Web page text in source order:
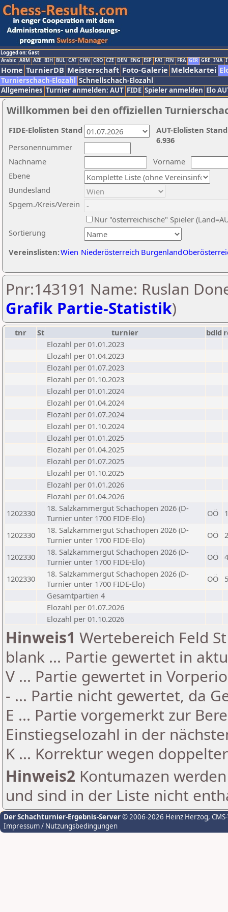
Logged on: Gast
Arabic ARM AZE BIH BUL CAT CHN CRO CZE DEN ENG ESP FAI FIN FRA GER GRE INA
Home TurnierDB Meisterschaft Foto-Galerie Meldekartei
Turnierschach-Elozahl Schnellschach-Elozahl
Allgemeines Turnier anmelden: AUT FIDE Spieler anmelden Elo
Willkommen bei den offiziellen
Nachname
Vorname
Ebene
Sortierung
Personennummer
Bundesland
Spgem./Kreis/Verein
Nur "österreichische" Spieler
Vereinslisten:Wien Niederösterreich Burgenland
AUT-Elolisten
6.936
FIDE-Elolisten Stand
Pnr:143191 Name: Ruslan
Grafik Partie-Statistik)
tnr St turnier bdld
Elozahl per 01.01.2023
Elozahl per 01.04.2023
Elozahl per 01.07.2023
Elozahl per 01.10.2023
Elozahl per 01.01.2024
Elozahl per 01.04.2024
Elozahl per 01.07.2024
Elozahl per 01.10.2024
Elozahl per 01.01.2025
Elozahl per 01.04.2025
Elozahl per 01.07.2025
Elozahl per 01.10.2025
Elozahl per 01.01.2026
Elozahl per 01.04.2026
1202330
18. Salzkammergut Schachopen 2026 (D-
Turnier unter 1700 FIDE-Elo)
OÖ 1
1202330
18. Salzkammergut Schachopen 2026 (D-
Turnier unter 1700 FIDE-Elo)
OÖ 2
1202330
18. Salzkammergut Schachopen 2026 (D-
Turnier unter 1700 FIDE-Elo)
OÖ 4
1202330
18. Salzkammergut Schachopen 2026 (D-
Turnier unter 1700 FIDE-Elo)
OÖ
5
Gesamtpartien 4
Elozahl per 01.07.2026
Elozahl per 01.10.2026
Hinweis1 Wertebereich Feld
blank ... Partie gewertet in
V ... Partie gewertet in
- ... Partie nicht gewertet, da
E ... Partie vorgemerkt zur
Einstiegselozahl in der
K ... Korrektur wegen
Hinweis2 Kontumazen
und sind in der Liste nicht
Der Schachturnier-Ergebnis-Server© 2006-2026 Heinz Herzog,
Impressum / Nutzungsbedingungen